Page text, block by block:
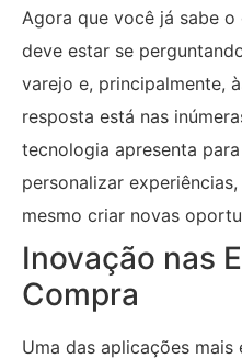
Agora que você já sabe o
deve estar se
varejo e, principalmente,
resposta está nas
tecnologia apresenta
personalizar
mesmo criar novas
Inovação nas
Compra
Uma das aplicações mais